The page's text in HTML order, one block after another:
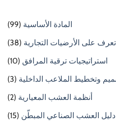
المادة الأساسية (99)
تعرف على الأرضيات التجارية (38)
استراتيجيات ترقية المرافق (10)
وتخطيط الملاعب الداخلية (3)
أنظمة العشب المعيارية (2)
دليل العشب الصناعي المبطّن (15)